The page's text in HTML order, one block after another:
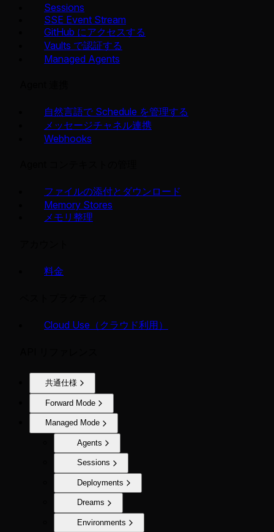
Sessions
SSE Event Stream
GitHub にアクセスする
Vaults で認証する
Managed Agents
自然言語で Schedule を管理する
メッセージチャネル連携
Webhooks
ファイルの添付とダウンロード
Memory Stores
メモリ整理
料金
Cloud Use（クラウド利用）
共通仕様
Forward Mode
Managed Mode
Agents
Sessions
Deployments
Dreams
Environments